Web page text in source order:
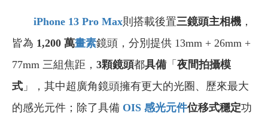
iPhone 13 Pro Max則搭載後置三鏡頭主相機 ，
皆為 1,200 萬畫素鏡頭，分別提供 13mm + 26mm +
77mm 三組焦距， 3顆鏡頭都具備「 夜間拍攝模
式 」，其中超廣角鏡頭擁有更大的光圈、歷來最大
的感光元件；除了具備 OIS 感光元件位移式穩定功